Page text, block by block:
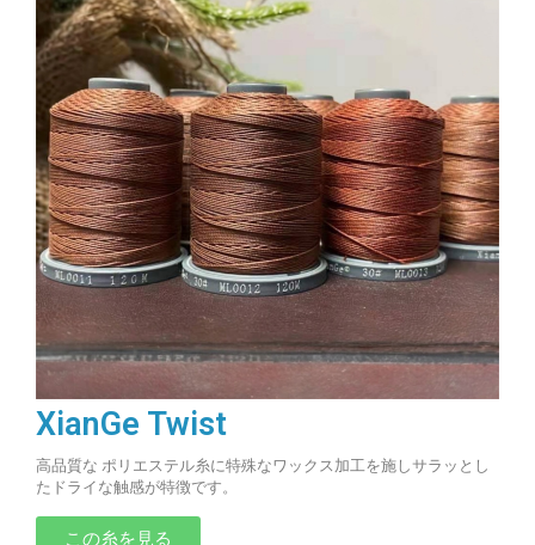
XianGe Twist
高品質な ポリエステル糸に特殊なワックス加工を施しサラッとし
たドライな触感が特徴です。
この糸を見る